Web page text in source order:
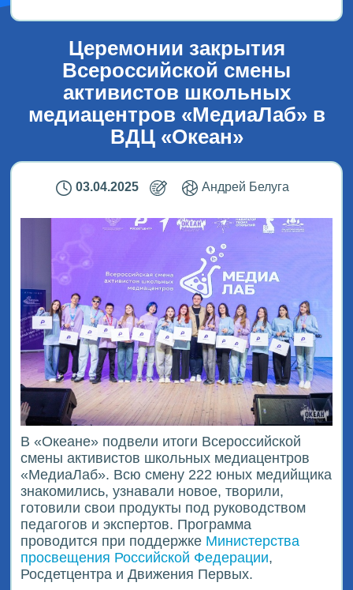
Церемонии закрытия
Всероссийской смены
активистов школьных
медиацентров «МедиаЛаб» в
ВДЦ «Океан»
03.04.2025 Андрей Белуга
В «Океане» подвели итоги Всероссийской
смены активистов школьных медиацентров
«МедиаЛаб». Всю смену 222 юных медийщика
знакомились, узнавали новое, творили,
готовили свои продукты под руководством
педагогов и экспертов. Программа
проводится при поддержке Министерства
просвещения Российской Федерации,
Росдетцентра и Движения Первых.